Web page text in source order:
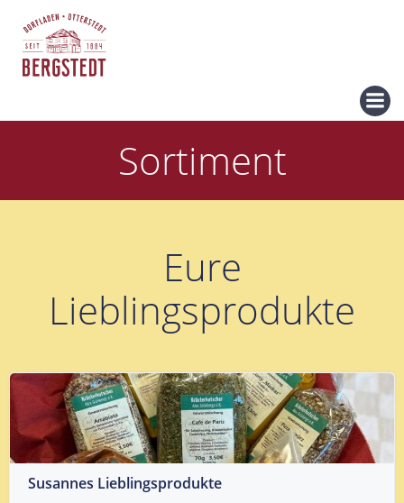
Sortiment
Eure
Lieblingsprodukte
Susannes Lieblingsprodukte